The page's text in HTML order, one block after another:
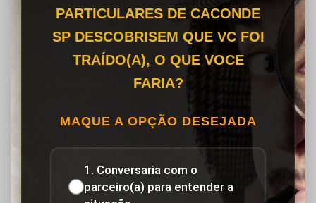
PARTICULARES DE CACONDE
SP DESCOBRISEM QUE VC FOI
TRAÍDO(A), O QUE VOCE
FARIA?
MAQUE A OPÇÃO DESEJADA
1. Conversaria com o
parceiro(a) para entender a